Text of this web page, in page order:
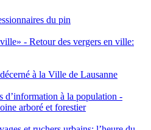
du pin
- Retour des vergers en ville:
à la Ville de Lausanne
d’information à la population -
arboré et forestier